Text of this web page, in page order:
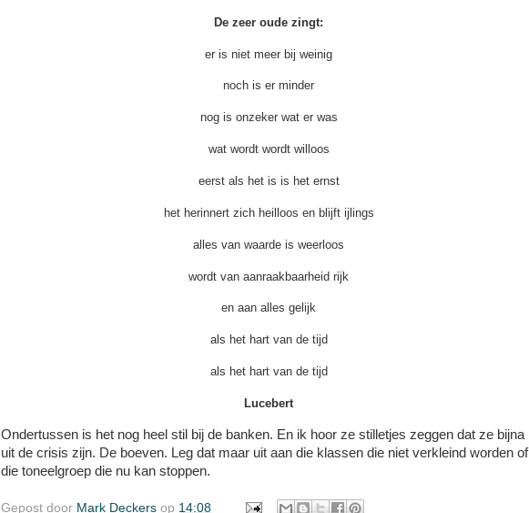
De zeer oude zingt:
er is niet meer bij weinig
noch is er minder
nog is onzeker wat er was
wat wordt wordt willoos
eerst als het is is het ernst
het herinnert zich heilloos en blijft ijlings
alles van waarde is weerloos
wordt van aanraakbaarheid rijk
en aan alles gelijk
als het hart van de tijd
als het hart van de tijd
Lucebert
Ondertussen is het nog heel stil bij de banken. En ik hoor ze stilletjes zeggen dat ze bijna
uit de crisis zijn. De boeven. Leg dat maar uit aan die klassen die niet verkleind worden of
die toneelgroep die nu kan stoppen.
Gepost door Mark Deckers op 14:08